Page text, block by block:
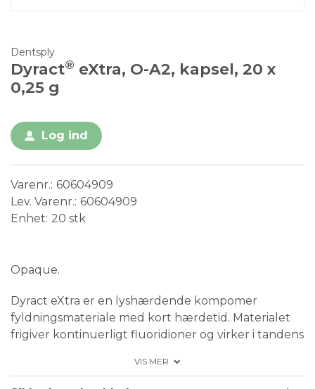
Dentsply
Dyract® eXtra, O-A2, kapsel, 20 x
0,25 g
Log ind
Varenr. 60604909
Lev. Varenr. 60604909
Enhet 20 stk
Opaque.
Dyract eXtra er en lyshærdende kompomer
fyldningsmateriale med kort hærdetid. Materialet
frigiver kontinuerligt fluoridioner og virker i tandens
eXtra særligt velegnet til patienter med en øget
kariesrisiko.
VIS MER